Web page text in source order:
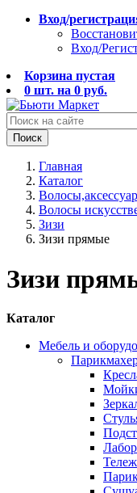
Вход/
Вход/
Корзина пустая
0 шт. на 0 руб.
Поиск
Главная
Каталог
Волосы
Зизи
Зизи прямые
Зизи
Каталог
Мебель и